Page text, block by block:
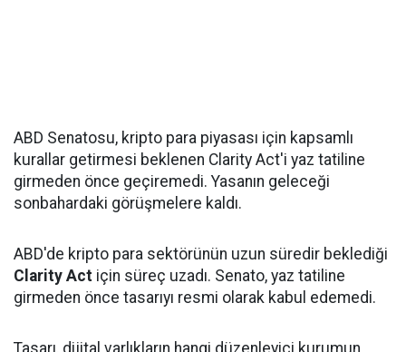
ABD Senatosu, kripto para piyasası için kapsamlı
kurallar getirmesi beklenen Clarity Act'i yaz tatiline
girmeden önce geçiremedi. Yasanın geleceği
sonbahardaki görüşmelere kaldı.
ABD'de kripto para sektörünün uzun süredir beklediği
Clarity Act için süreç uzadı. Senato, yaz tatiline
girmeden önce tasarıyı resmi olarak kabul edemedi.
Tasarı, dijital varlıkların hangi düzenleyici kurumun